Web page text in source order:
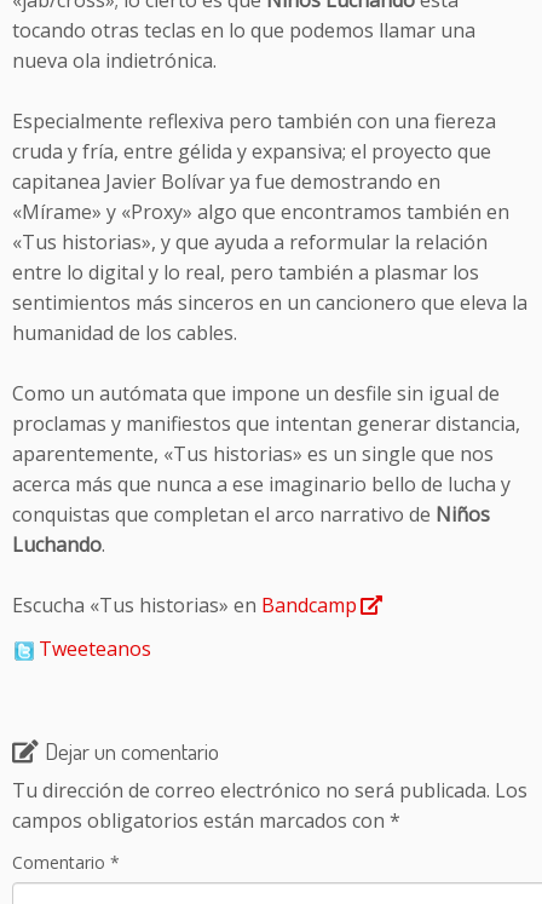
tocando otras teclas en lo que podemos llamar una
nueva ola indietrónica.
Especialmente reflexiva pero también con una fiereza
cruda y fría, entre gélida y expansiva; el proyecto que
capitanea Javier Bolívar ya fue demostrando en
«Mírame» y «Proxy» algo que encontramos también en
«Tus historias», y que ayuda a reformular la relación
entre lo digital y lo real, pero también a plasmar los
sentimientos más sinceros en un cancionero que eleva la
humanidad de los cables.
Como un autómata que impone un desfile sin igual de
proclamas y manifiestos que intentan generar distancia,
aparentemente, «Tus historias» es un single que nos
acerca más que nunca a ese imaginario bello de lucha y
conquistas que completan el arco narrativo de Niños
Luchando.
Escucha «Tus historias» en Bandcamp
Tweeteanos
Dejar un comentario
Tu dirección de correo electrónico no será publicada. Los
campos obligatorios están marcados con *
Comentario *